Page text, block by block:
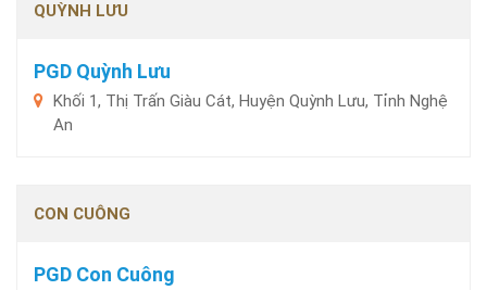
QUỲNH LƯU
PGD Quỳnh Lưu
Khối 1, Thị Trấn Giàu Cát, Huyện Quỳnh Lưu, Tỉnh Nghệ
An
CON CUÔNG
PGD Con Cuông